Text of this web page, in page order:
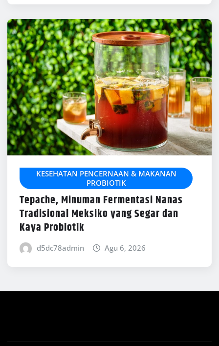
KESEHATAN PENCERNAAN & MAKANAN
PROBIOTIK
Tepache, Minuman Fermentasi Nanas
Tradisional Meksiko yang Segar dan
Kaya Probiotik
d5dc78admin Agu 6, 2026